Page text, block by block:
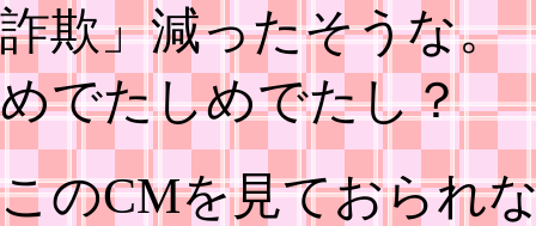
詐欺」減ったそうな。
めでたしめでたし？
このCMを見ておられ